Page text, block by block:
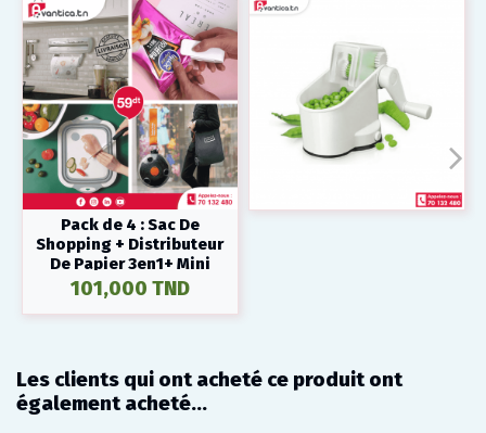
Pack de 4 : Sac De
Shopping + Distributeur
De Papier 3en1+ Mini
Soudeuse + Cutting
board
101,000 TND
Les clients qui ont acheté ce produit ont
également acheté...